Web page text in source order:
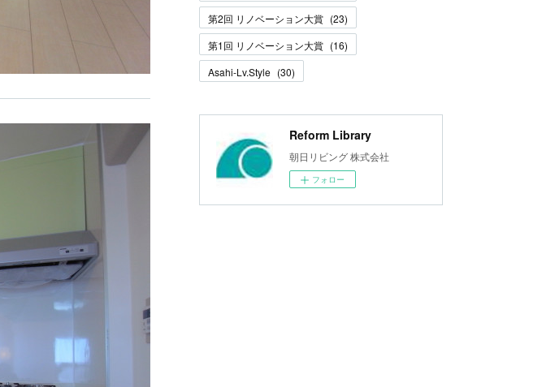
第2回 リノベーション大賞 (23)
第1回 リノベーション大賞 (16)
Asahi-Lv.Style (30)
Reform Library
朝日リビング 株式会社
フォロー